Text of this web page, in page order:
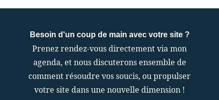
Besoin d'un coup de main avec votre site ?
Prenez rendez-vous directement via mon
agenda, et nous discuterons ensemble de
comment résoudre vos soucis, ou propulser
votre site dans une nouvelle dimension !